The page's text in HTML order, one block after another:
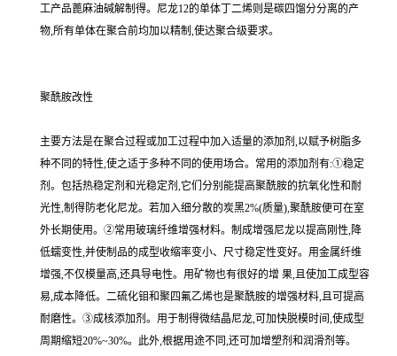
工产品蓖麻油碱解制得。尼龙12的单体丁二烯则是碳四馏分分离的产
物,所有单体在聚合前均加以精制,使达聚合级要求。
聚酰胺改性
主要方法是在聚合过程或加工过程中加入适量的添加剂,以赋予树脂多
种不同的特性,使之适于多种不同的使用场合。常用的添加剂有:①稳定
剂。包括热稳定剂和光稳定剂,它们分别能提高聚酰胺的抗氧化性和耐
光性,制得防老化尼龙。若加入细分散的炭黑2%(质量),聚酰胺便可在室
外长期使用。②常用玻璃纤维增强材料。制成增强尼龙以提高刚性,降
低蠕变性,并使制品的成型收缩率变小、尺寸稳定性变好。用金属纤维
增强,不仅模量高,还具导电性。用矿物也有很好的增 果,且使加工成型容
易,成本降低。二硫化钼和聚四氟乙烯也是聚酰胺的增强材料,且可提高
耐磨性。③成核添加剂。用于制得微结晶尼龙,可加快脱模时间,使成型
周期缩短20%~30%。此外,根据用途不同,还可加增塑剂和润滑剂等。